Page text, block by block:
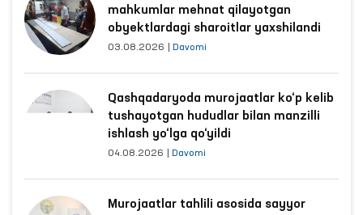
mahkumlar mehnat qilayotgan
obyektlardagi sharoitlar yaxshilandi
03.08.2026 Davomi
Qashqadaryoda murojaatlar ko‘p kelib
tushayotgan hududlar bilan manzilli
ishlash yo‘lga qo‘yildi
04.08.2026 Davomi
Murojaatlar tahlili asosida sayyor